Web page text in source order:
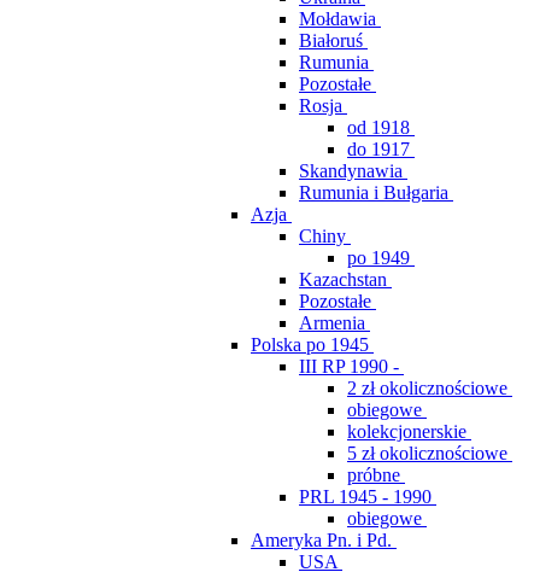
Mołdawia
Białoruś
Rumunia
Pozostałe
Rosja
od 1918
do 1917
Skandynawia
Rumunia i Bułgaria
Azja
Chiny
po 1949
Kazachstan
Pozostałe
Armenia
Polska po 1945
III RP 1990 -
2 zł okolicznościowe
obiegowe
kolekcjonerskie
5 zł okolicznościowe
próbne
PRL 1945 - 1990
obiegowe
Ameryka Pn. i Pd.
USA